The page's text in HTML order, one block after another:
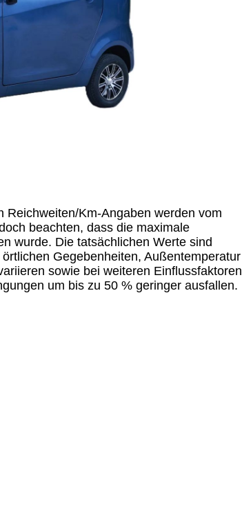
Reichweiten/Km-Angaben werden vom
beachten, dass die maximale
wurde. Die tatsächlichen Werte sind
Gegebenheiten, Außentemperatur
sowie bei weiteren Einflussfaktoren
um bis zu 50 % geringer ausfallen.